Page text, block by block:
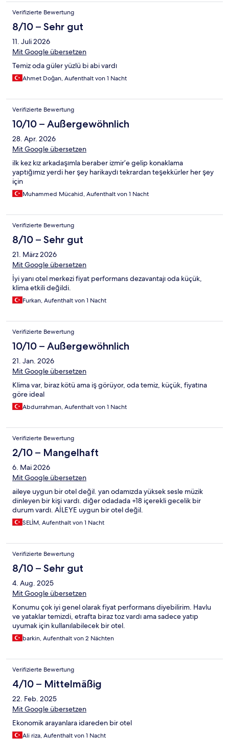
gebrauchen.
Verifizierte Bewertung
8/10 – Sehr gut
11. Juli 2026
Mit Google übersetzen
Temiz oda güler yüzlü bi abi vardı
Ahmet Doğan, Aufenthalt von 1 Nacht
Verifizierte Bewertung
10/10 – Außergewöhnlich
28. Apr. 2026
Mit Google übersetzen
ilk kez kız arkadaşımla beraber izmir’e gelip konaklama
yaptığımız yerdi her şey harikaydı tekrardan teşekkürler her şey
için
Muhammed Mücahid, Aufenthalt von 1 Nacht
Verifizierte Bewertung
8/10 – Sehr gut
21. März 2026
Mit Google übersetzen
İyi yanı otel merkezi fiyat performans dezavantajı oda küçük,
klima etkili değildi.
Furkan, Aufenthalt von 1 Nacht
Verifizierte Bewertung
10/10 – Außergewöhnlich
21. Jan. 2026
Mit Google übersetzen
Klima var, biraz kötü ama iş görüyor, oda temiz, küçük, fiyatına
göre ideal
Abdurrahman, Aufenthalt von 1 Nacht
Verifizierte Bewertung
2/10 – Mangelhaft
6. Mai 2026
Mit Google übersetzen
aileye uygun bir otel değil. yan odamızda yüksek sesle müzik
dinleyen bir kişi vardı. diğer odadada +18 içerekli gecelik bir
durum vardı. AİLEYE uygun bir otel değil.
SELİM, Aufenthalt von 1 Nacht
Verifizierte Bewertung
8/10 – Sehr gut
4. Aug. 2025
Mit Google übersetzen
Konumu çok iyi genel olarak fiyat performans diyebilirim. Havlu
ve yataklar temizdi, etrafta biraz toz vardı ama sadece yatıp
uyumak için kullanılabilecek bir otel.
barkin, Aufenthalt von 2 Nächten
Verifizierte Bewertung
4/10 – Mittelmäßig
22. Feb. 2025
Mit Google übersetzen
Ekonomik arayanlara idareden bir otel
Ali riza, Aufenthalt von 1 Nacht